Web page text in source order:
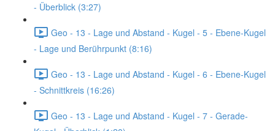
- Überblick (3:27)
Geo - 13 - Lage und Abstand - Kugel - 5 - Ebene-Kugel
- Lage und Berührpunkt (8:16)
Geo - 13 - Lage und Abstand - Kugel - 6 - Ebene-Kugel
- Schnittkreis (16:26)
Geo - 13 - Lage und Abstand - Kugel - 7 - Gerade-